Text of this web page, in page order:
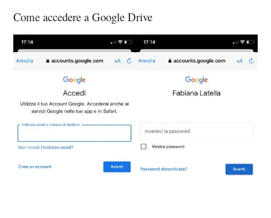
Come accedere a Google Drive